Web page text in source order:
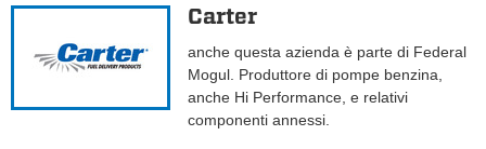
Carter
anche questa azienda è parte di Federal
Mogul. Produttore di pompe benzina,
anche Hi Performance, e relativi
componenti annessi.